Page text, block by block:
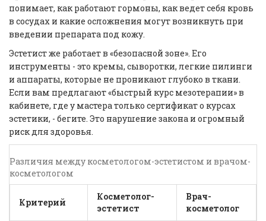
понимает, как работают гормоны, как ведет себя кровь
в сосудах и какие осложнения могут возникнуть при
введении препарата под кожу.
Эстетист же работает в «безопасной зоне». Его
инструменты - это кремы, сыворотки, легкие пилинги
и аппараты, которые не проникают глубоко в ткани.
Если вам предлагают «быстрый курс мезотерапии» в
кабинете, где у мастера только сертификат о курсах
эстетики, - бегите. Это нарушение закона и огромный
риск для здоровья.
Различия между косметологом-эстетистом и врачом-
косметологом
Критерий
Косметолог-
эстетист
Врач-
косметолог